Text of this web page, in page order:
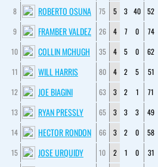
8
ROBERTO OSUNA 75 5 3 40 52
9
FRAMBER VALDEZ 26 4 7 0 74
10
COLLIN MCHUGH 35 4 5 0 62
11
WILL HARRIS 80 4 2 5 51
12
JOE BIAGINI 63 3 2 1 71
13
RYAN PRESSLY 65 3 3 3 49
14
HECTOR RONDON 66 3 2 0 58
15
JOSE URQUIDY 10 2 1 0 31